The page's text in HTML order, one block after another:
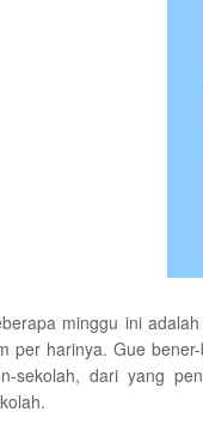
minggu ini
per harinya. Gue
sekolah, dari yang